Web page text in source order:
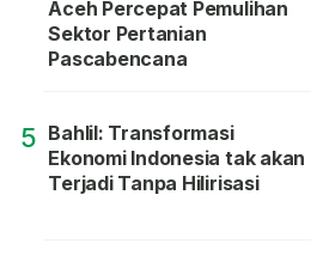
Aceh Percepat Pemulihan
Sektor Pertanian
Pascabencana
5 Bahlil: Transformasi
Ekonomi Indonesia tak akan
Terjadi Tanpa Hilirisasi